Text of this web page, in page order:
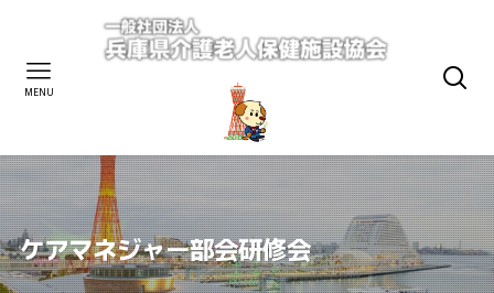
MENU
ケアマネジャー部会研修会